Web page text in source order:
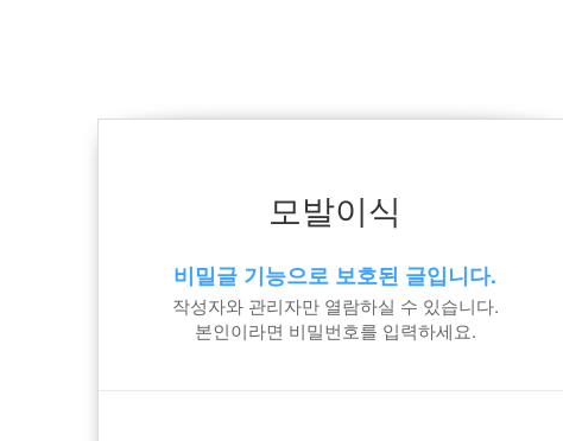
모발이식
비밀글 기능으로 보호된 글입니다.
작성자와 관리자만 열람하실 수 있습니다.
본인이라면 비밀번호를 입력하세요.